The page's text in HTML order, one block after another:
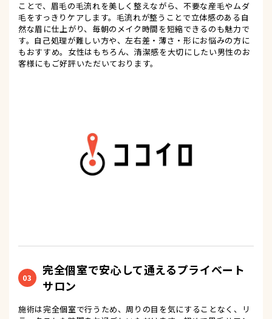
ことで、眉毛の毛流れを美しく整えながら、不要な産毛やムダ
毛をすっきりケアします。毛流れが整うことで立体感のある自
然な眉に仕上がり、毎朝のメイク時間を短縮できるのも魅力で
す。自己処理が難しい方や、左右差・薄さ・形にお悩みの方に
もおすすめ。女性はもちろん、清潔感を大切にしたい男性のお
客様にもご好評いただいております。
03
完全個室で安心して通えるプライベート
サロン
施術は完全個室で行うため、周りの目を気にすることなく、リ